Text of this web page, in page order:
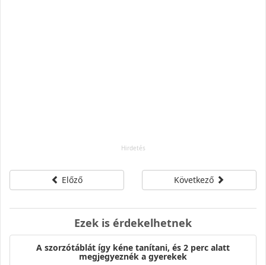
Előző Következő
Ezek is érdekelhetnek
A szorzótáblát így kéne tanítani, és 2 perc alatt
megjegyeznék a gyerekek